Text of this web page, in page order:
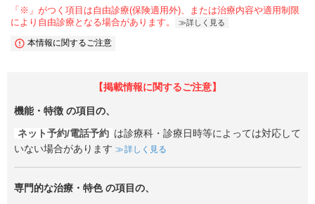
「※」がつく項目は自由診療(保険適用外)、または治療内容や適用制限
により自由診療となる場合があります。
詳しく見る
本情報に関するご注意
【掲載情報に関するご注意】
機能・特徴 の項目の、
ネット予約/電話予約 は診療科・診療日時等によっては対応して
いない場合があります
詳しく見る
専門的な治療・特色の項目の、